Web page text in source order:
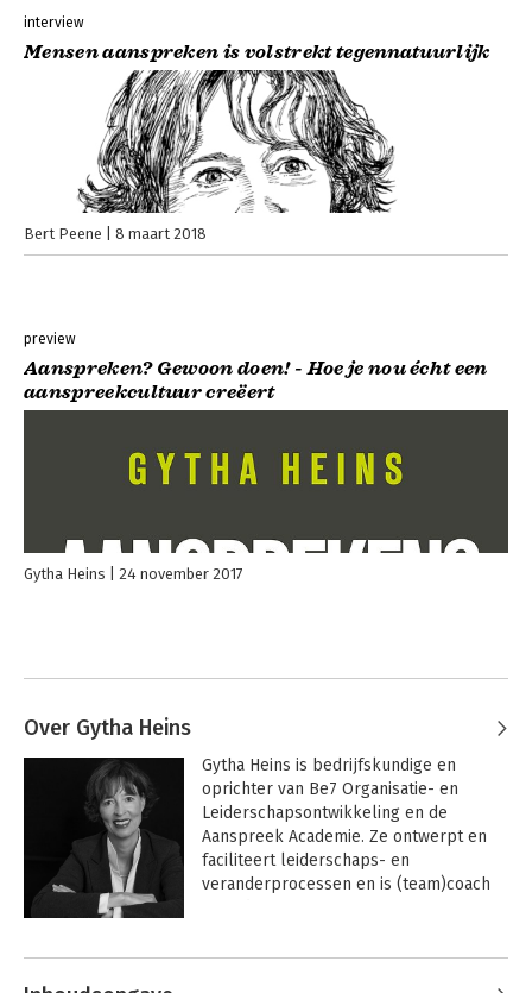
interview
Mensen aanspreken is volstrekt tegennatuurlijk
Bert Peene 8 maart 2018
preview
Aanspreken? Gewoon doen! - Hoe je nou écht een
aanspreekcultuur creëert
Gytha Heins 24 november 2017
Over Gytha Heins
Gytha Heins is bedrijfskundige en
oprichter van Be7 Organisatie- en
Leiderschapsontwikkeling en de
Aanspreek Academie. Ze ontwerpt en
faciliteert leiderschaps- en
veranderprocessen en is (team)coach
Gytha onderzocht het aanspreekgedrag
Andere boeken door Gytha Heins